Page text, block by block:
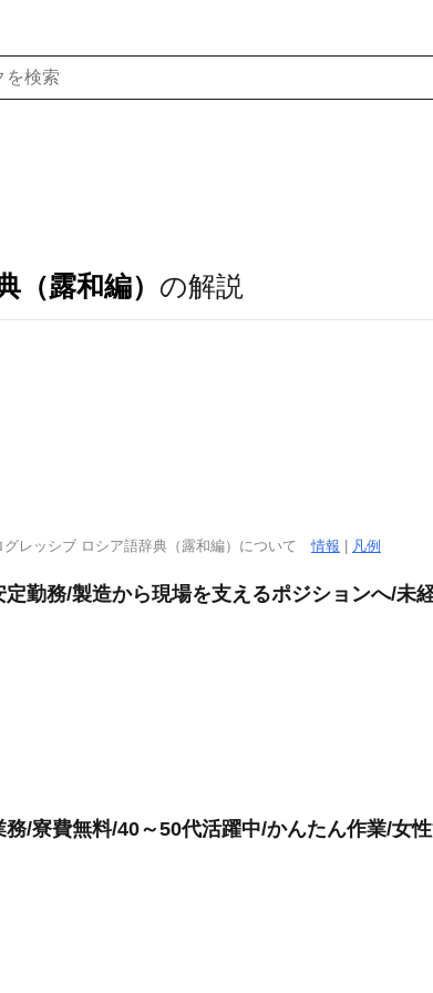
露和編） の解説
グレッシブ ロシア語辞典（露和編）について情報 凡例
勤務/製造から現場を支えるポジションへ/未
/寮費無料/40～50代活躍中/かんたん作業/女